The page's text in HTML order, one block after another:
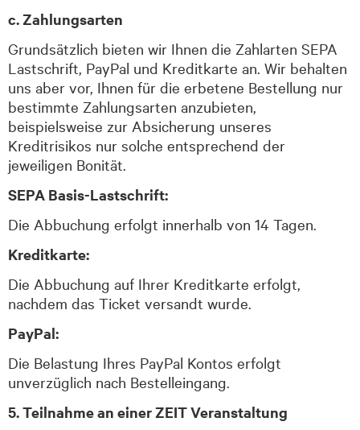
c. Zahlungsarten
Grundsätzlich bieten wir Ihnen die Zahlarten SEPA
Lastschrift, PayPal und Kreditkarte an. Wir behalten
uns aber vor, Ihnen für die erbetene Bestellung nur
bestimmte Zahlungsarten anzubieten,
beispielsweise zur Absicherung unseres
Kreditrisikos nur solche entsprechend der
jeweiligen Bonität.
SEPA Basis-Lastschrift:
Die Abbuchung erfolgt innerhalb von 14 Tagen.
Kreditkarte:
Die Abbuchung auf Ihrer Kreditkarte erfolgt,
nachdem das Ticket versandt wurde.
PayPal:
Die Belastung Ihres PayPal Kontos erfolgt
unverzüglich nach Bestelleingang.
5. Teilnahme an einer ZEIT Veranstaltung